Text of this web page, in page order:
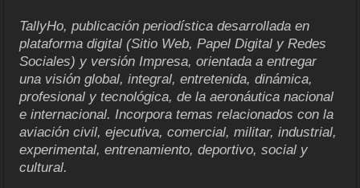
TallyHo, publicación periodística desarrollada en
plataforma digital (Sitio Web, Papel Digital y Redes
Sociales) y versión Impresa, orientada a entregar
una visión global, integral, entretenida, dinámica,
profesional y tecnológica, de la aeronáutica nacional
e internacional. Incorpora temas relacionados con la
aviación civil, ejecutiva, comercial, militar, industrial,
experimental, entrenamiento, deportivo, social y
cultural.